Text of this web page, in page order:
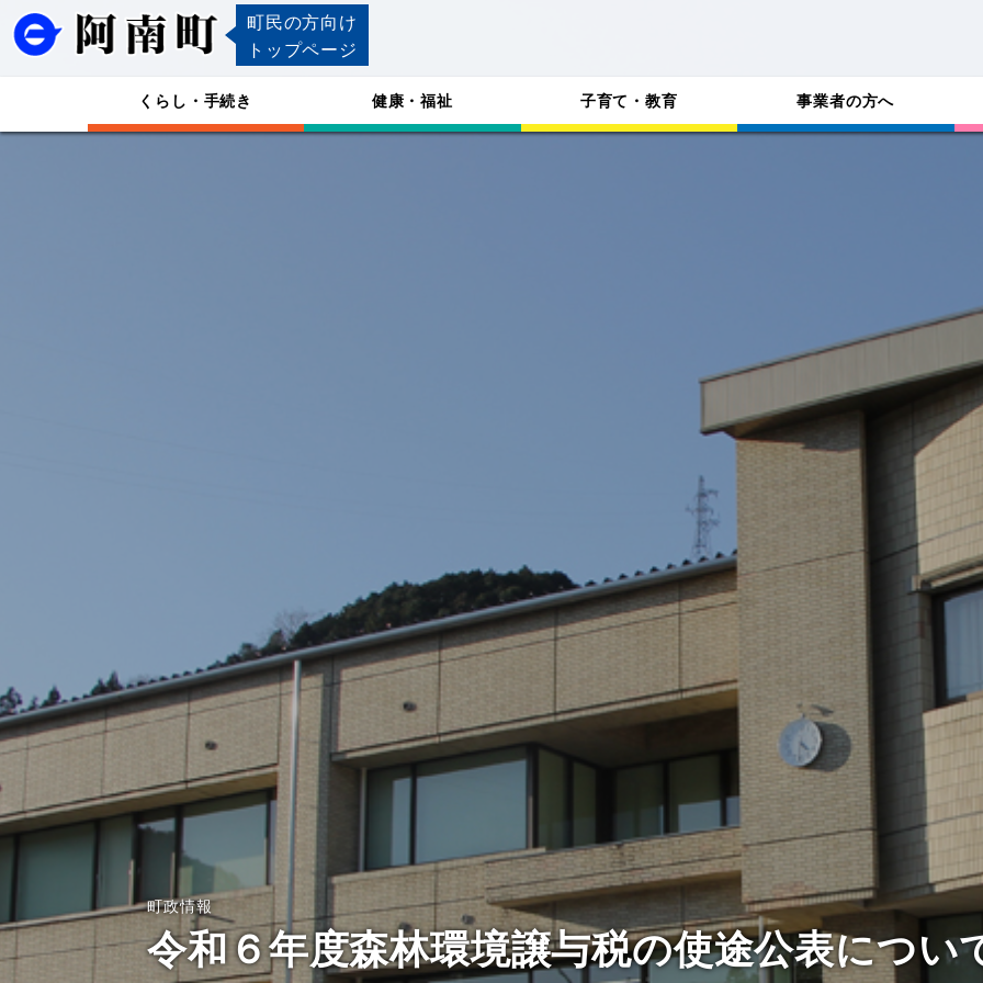
町民の方向け
トップページ
くらし・手続き 健康・福祉 子育て・教育 事業者の方へ
町政情報
令和６年度森林環境譲与税の使途公表につい